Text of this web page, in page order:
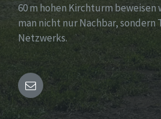
60 m hohen Kirchturm beweisen
man nicht nur Nachbar, sondern
Netzwerks.
Email